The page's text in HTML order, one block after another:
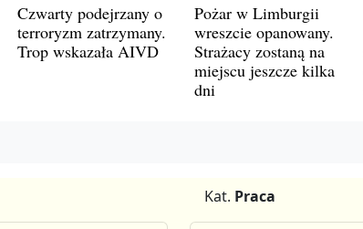
Czwarty podejrzany o
terroryzm zatrzymany.
Trop wskazała AIVD
Pożar w Limburgii
wreszcie opanowany.
Strażacy zostaną na
miejscu jeszcze kilka
dni
Kat. Praca